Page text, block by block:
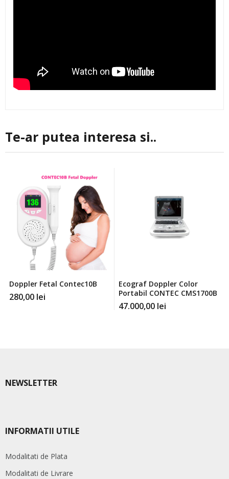
Te-ar putea interesa si..
Doppler Fetal Contec10B
280,00 lei
Ecograf Doppler Color
Portabil CONTEC CMS1700B
47.000,00 lei
NEWSLETTER
INFORMATII UTILE
Modalitati de Plata
Modalitati de Livrare